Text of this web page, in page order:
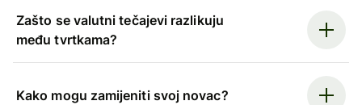
Zašto se valutni tečajevi razlikuju
među tvrtkama?
Kako mogu zamijeniti svoj novac?